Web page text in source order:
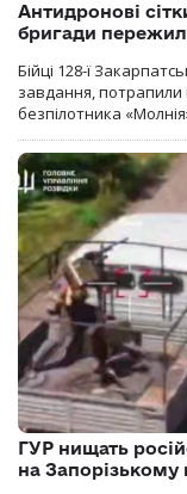
Антидронові
бригади
Бійці 128-ї
завдання, потрапили
безпілотника
ГУР нищать
на